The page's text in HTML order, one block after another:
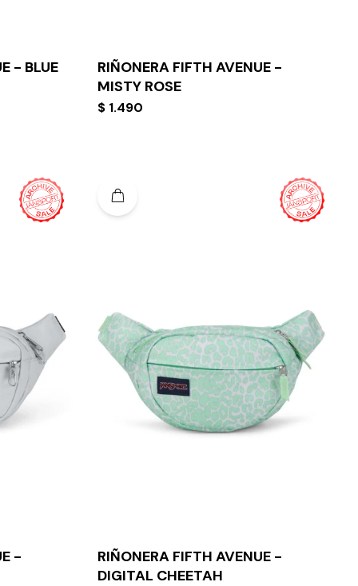
- BLUE
RIÑONERA FIFTH AVENUE -
MISTY ROSE
$ 1.490
-
RIÑONERA FIFTH AVENUE -
DIGITAL CHEETAH